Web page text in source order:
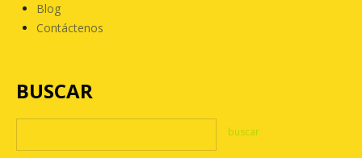
Blog
Contáctenos
BUSCAR